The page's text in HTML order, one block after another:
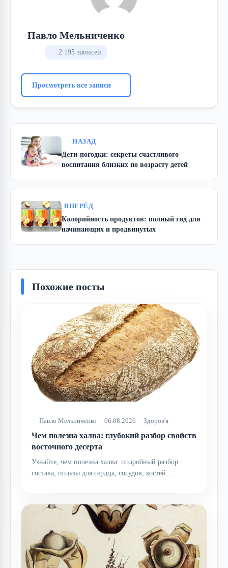
Павло Мельниченко
2 195 записей
Просмотреть все записи
НАЗАД
Дети-погодки: секреты счастливого
воспитания близких по возрасту детей
ВПЕРЁД
Калорийность продуктов: полный гид для
начинающих и продвинутых
Похожие посты
Павло Мельниченко 06.08.2026 Здоров'я
Чем полезна халва: глубокий разбор свойств
восточного десерта
Узнайте, чем полезна халва: подробный разбор
состава, пользы для сердца, сосудов, костей…